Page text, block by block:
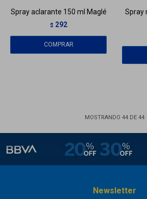
Spray aclarante 150 ml Maglé
$ 292
Spray
MOSTRANDO 44DE 44
Newsletter